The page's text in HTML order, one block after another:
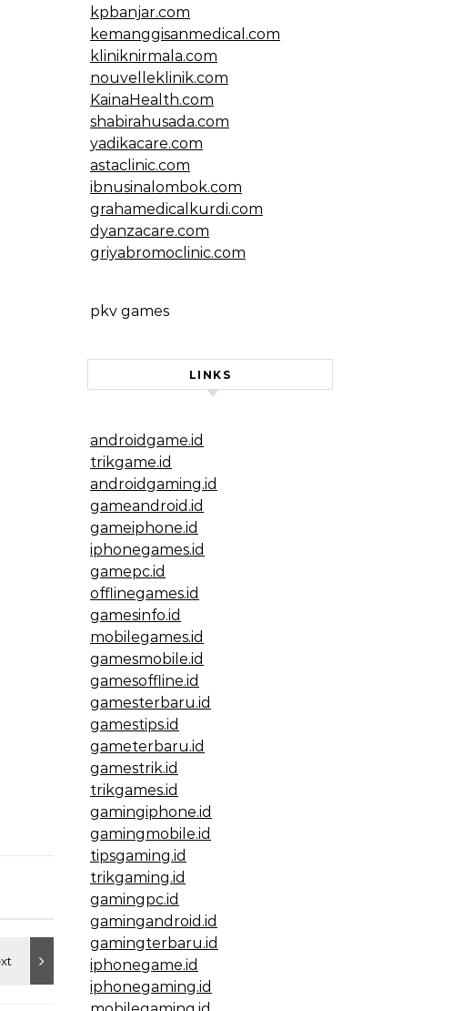
kpbanjar.com
kemanggisanmedical.com
kliniknirmala.com
nouvelleklinik.com
KainaHealth.com
shabirahusada.com
yadikacare.com
astaclinic.com
ibnusinalombok.com
grahamedicalkurdi.com
dyanzacare.com
griyabromoclinic.com
pkv games
LINKS
androidgame.id
trikgame.id
androidgaming.id
gameandroid.id
gameiphone.id
iphonegames.id
gamepc.id
offlinegames.id
gamesinfo.id
mobilegames.id
gamesmobile.id
gamesoffline.id
gamesterbaru.id
gamestips.id
gameterbaru.id
gamestrik.id
trikgames.id
gamingiphone.id
gamingmobile.id
tipsgaming.id
trikgaming.id
gamingpc.id
gamingandroid.id
gamingterbaru.id
iphonegame.id
iphonegaming.id